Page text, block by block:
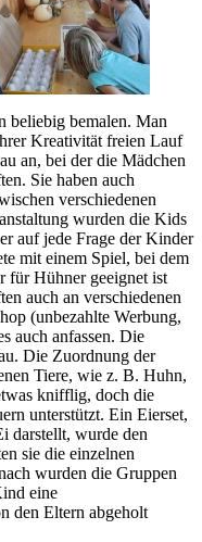
beliebig bemalen. Man
Kreativität freien Lauf
an, bei der die Mädchen
Sie haben auch
verschiedenen
wurden die Kids
auf jede Frage der Kinder
mit einem Spiel, bei dem
für Hühner geeignet ist
auch an verschiedenen
(unbezahlte Werbung,
auch anfassen. Die
Die Zuordnung der
Tiere, wie z. B. Huhn,
knifflig, doch die
unterstützt. Ein Eierset,
darstellt, wurde den
sie die einzelnen
wurden die Gruppen
eine
den Eltern abgeholt